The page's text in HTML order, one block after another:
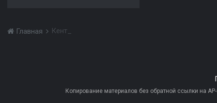
Главная Кент_
Копирование материалов без обратной ссылки на